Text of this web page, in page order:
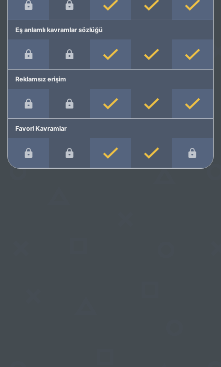
Eş anlamlı kavramlar sözlüğü
Reklamsız erişim
Favori Kavramlar